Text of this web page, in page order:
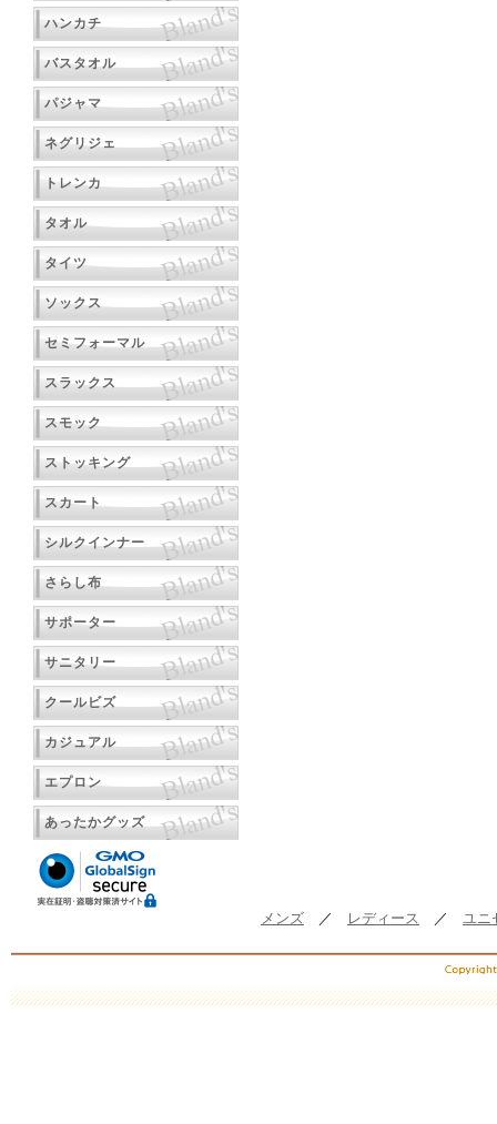
ハンカチ
バスタオル
パジャマ
ネグリジェ
トレンカ
タオル
タイツ
ソックス
セミフォーマル
スラックス
スモック
ストッキング
スカート
シルクインナー
さらし布
サポーター
サニタリー
クールビズ
カジュアル
エプロン
あったかグッズ
メンズ ／ レディース ／ ユニ